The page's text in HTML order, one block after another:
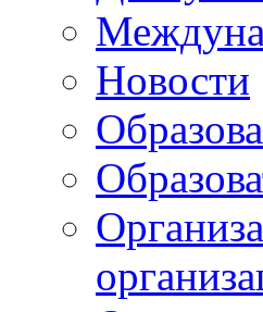
Новости